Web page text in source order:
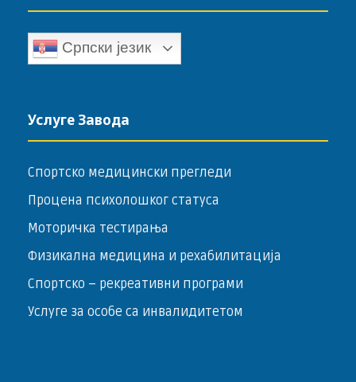
Српски језик
Услуге Завода
Спортско медицински прегледи
Процена психолошког статуса
Моторичка тестирања
Физикална медицина и рехабилитација
Спортско – ­рекреативни програми
Услуге за особе са инвалидитетом